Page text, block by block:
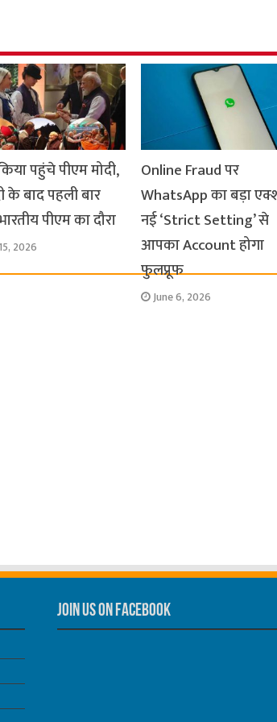
पहुंचे पीएम मोदी,
के बाद पहली बार
पीएम का दौरा
2026
Online Fraud पर
WhatsApp का बड़ा
नई ‘Strict Setting’ से
आपका Account होगा
फुलप्रूफ
June 6, 2026
Join us on Facebook